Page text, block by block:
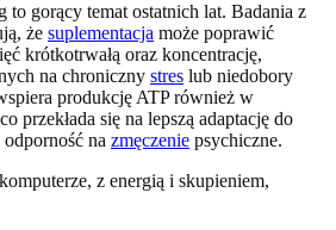
to gorący temat ostatnich lat. Badania z
że suplementacja może poprawić
krótkotrwałą oraz koncentrację,
na chroniczny stres lub niedobory
produkcję ATP również w
przekłada się na lepszą adaptację do
na zmęczenie psychiczne.